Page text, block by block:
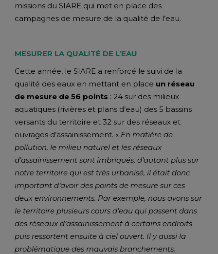
missions du SIARE qui met en place des
campagnes de mesure de la qualité de l’eau.
MESURER LA QUALITÉ DE L’EAU
Cette année, le SIARE a renforcé le suivi de la
qualité des eaux en mettant en place un réseau
de mesure de 56 points : 24 sur des milieux
aquatiques (rivières et plans d’eau) des 5 bassins
versants du territoire et 32 sur des réseaux et
ouvrages d’assainissement. « En matière de
pollution, le milieu naturel et les réseaux
d’assainissement sont imbriqués, d’autant plus sur
notre territoire qui est très urbanisé, il était donc
important d’avoir des points de mesure sur ces
deux environnements. Par exemple, nous avons sur
le territoire plusieurs cours d’eau qui passent dans
des réseaux d’assainissement à certains endroits
puis ressortent ensuite à ciel ouvert. Il y aussi la
problématique des mauvais branchements,